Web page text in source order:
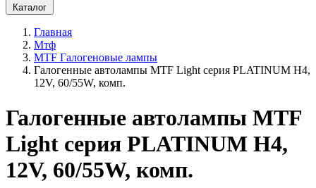
Каталог
Главная
Мтф
MTF Галогеновые лампы
Галогенные автолампы MTF Light серия PLATINUM H4,
12V, 60/55W, комп.
Галогенные автолампы MTF
Light серия PLATINUM H4,
12V, 60/55W, комп.